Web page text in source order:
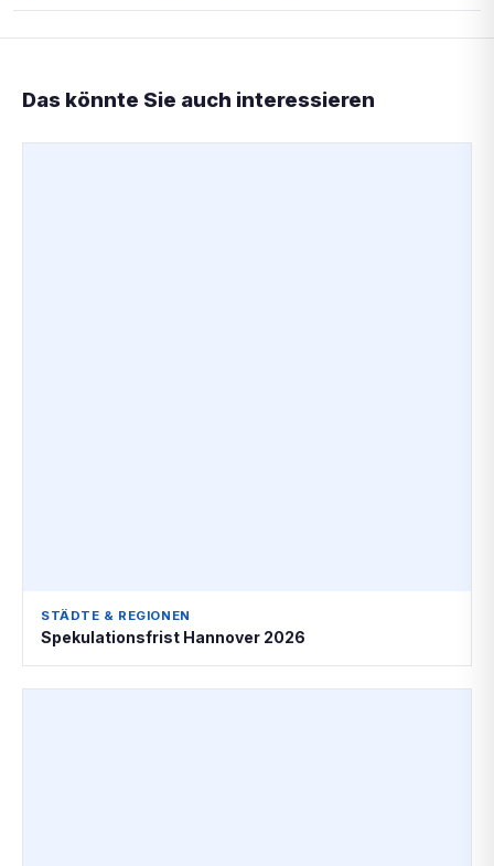
Das könnte Sie auch interessieren
STÄDTE & REGIONEN
Spekulationsfrist Hannover 2026